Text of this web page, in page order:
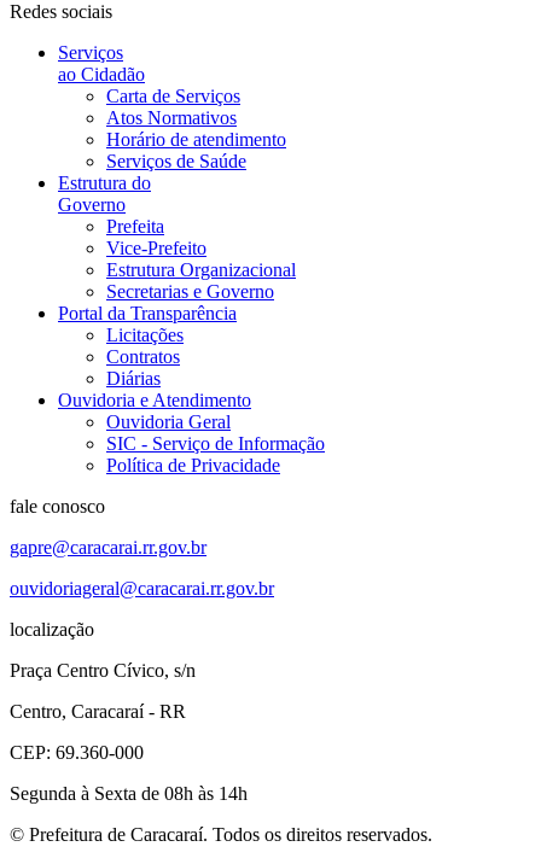
Redes sociais
Serviços
ao Cidadão
Carta de Serviços
Atos Normativos
Horário de atendimento
Serviços de Saúde
Estrutura do
Governo
Prefeita
Vice-Prefeito
Estrutura Organizacional
Secretarias e Governo
Portal da Transparência
Licitações
Contratos
Diárias
Ouvidoria e Atendimento
Ouvidoria Geral
SIC - Serviço de Informação
Política de Privacidade
fale conosco
gapre@caracarai.rr.gov.br
ouvidoriageral@caracarai.rr.gov.br
localização
Praça Centro Cívico, s/n
Centro, Caracaraí - RR
CEP: 69.360-000
Segunda à Sexta de 08h às 14h
© Prefeitura de Caracaraí. Todos os direitos reservados.